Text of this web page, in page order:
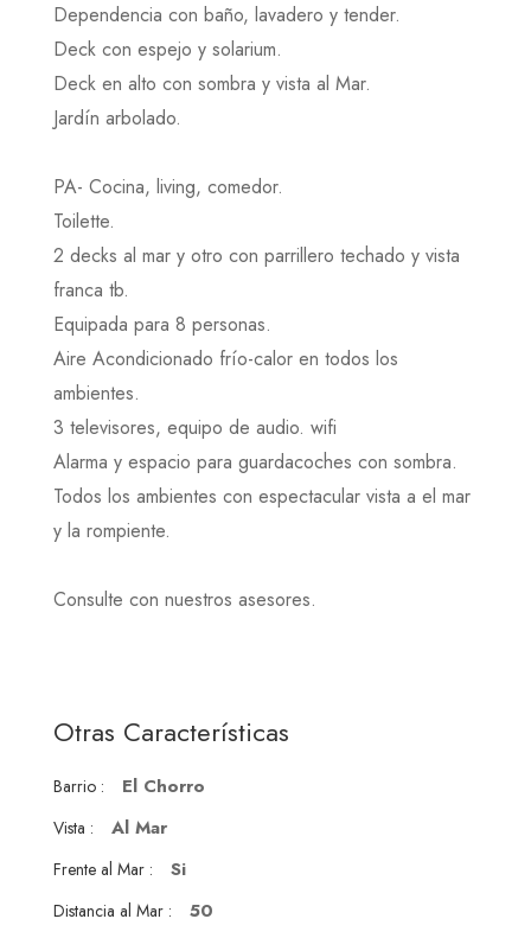
Dependencia con baño, lavadero y tender.
Deck con espejo y solarium.
Deck en alto con sombra y vista al Mar.
Jardín arbolado.
PA- Cocina, living, comedor.
Toilette.
2 decks al mar y otro con parrillero techado y vista
franca tb.
Equipada para 8 personas.
Aire Acondicionado frío-calor en todos los
ambientes.
3 televisores, equipo de audio. wifi
Alarma y espacio para guardacoches con sombra.
Todos los ambientes con espectacular vista a el mar
y la rompiente.
Consulte con nuestros asesores.
Otras Características
Barrio : El Chorro
Vista : Al Mar
Frente al Mar : Si
Distancia al Mar : 50